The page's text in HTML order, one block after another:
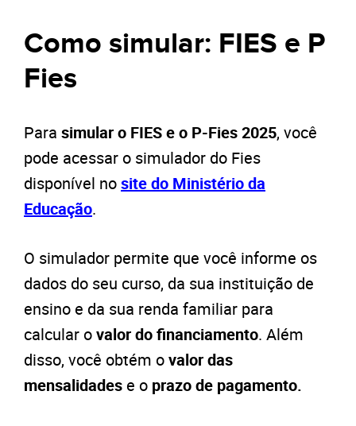
Como simular: FIES e P
Fies
Para simular o FIES e o P-Fies 2025, você
pode acessar o simulador do Fies
disponível nosite do Ministério da
Educação.
O simulador permite que você informe os
dados do seu curso, da sua instituição de
ensino e da sua renda familiar para
calcular ovalor do financiamento. Além
disso, você obtém ovalor das
mensalidades e o prazo de pagamento.